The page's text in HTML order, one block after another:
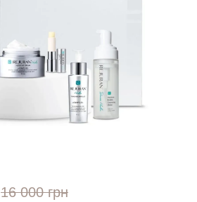
16 000 грн